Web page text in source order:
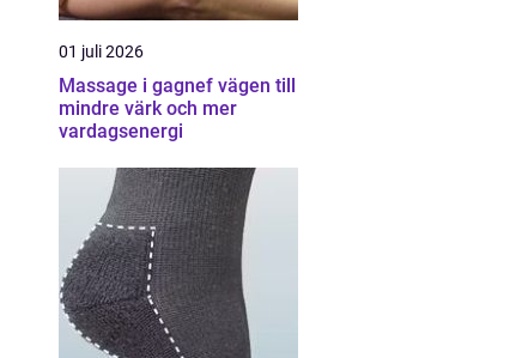
01 juli 2026
Massage i gagnef vägen till
mindre värk och mer
vardagsenergi